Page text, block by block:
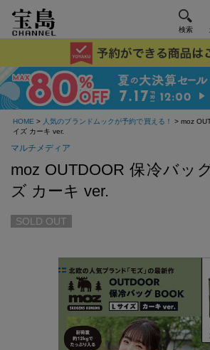
検索
HOME > 人気のブランドムックが予約で買える！
> moz
イズ カーキ ver.
マルチメディア
moz OUTDOOR 保冷バッ
ズ カーキ ver.
SOLD OUT